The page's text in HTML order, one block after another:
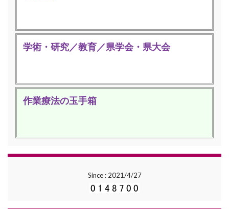
学術・研究／教育／県学会・県大会
作業療法の玉手箱
Since : 2021/4/27